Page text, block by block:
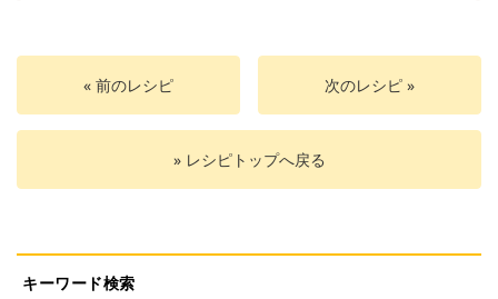
« 前のレシピ 次のレシピ »
» レシピトップへ戻る
キーワード検索